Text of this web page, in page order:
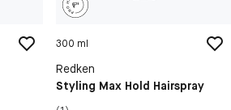
300 ml
Redken
Styling Max Hold Hairspray